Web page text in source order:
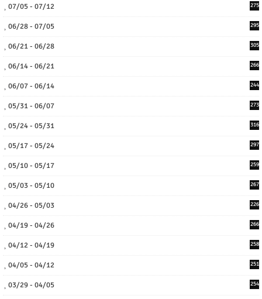
07/05 - 07/12 275
06/28 - 07/05 295
06/21 - 06/28 305
06/14 - 06/21 266
06/07 - 06/14 244
05/31 - 06/07 273
05/24 - 05/31 316
05/17 - 05/24 297
05/10 - 05/17 259
05/03 - 05/10 267
04/26 - 05/03 226
04/19 - 04/26 266
04/12 - 04/19 258
04/05 - 04/12 251
03/29 - 04/05 254